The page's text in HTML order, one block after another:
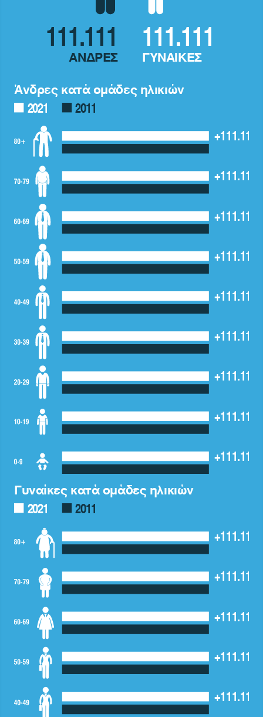
ΑΝΔΡΕΣ ΓΥΝΑΙΚΕΣ
111.111 111.111
Άνδρες κατά ομάδες ηλικιών
2021
2011
Γυναίκες κατά ομάδες ηλικιών
2021
2011